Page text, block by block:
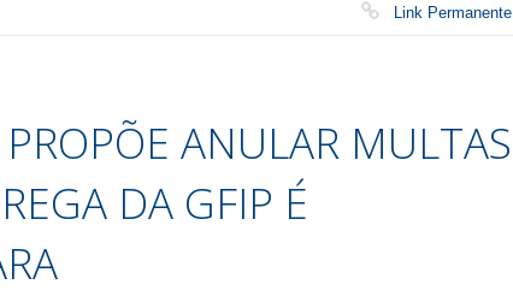
Link Permanente
ANULAR MULTAS
DA GFIP É